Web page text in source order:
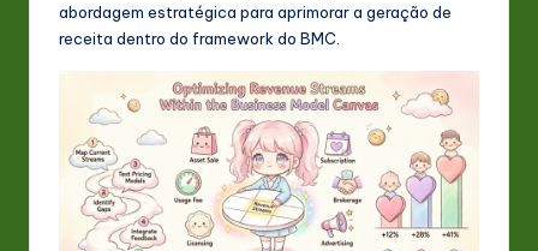
L
abordagem estratégica para aprimorar a geração de
receita dentro do framework do BMC.